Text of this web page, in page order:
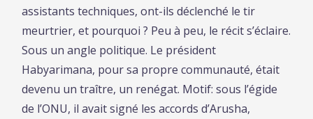
assistants techniques, ont-ils déclenché le tir
meurtrier, et pourquoi ? Peu à peu, le récit s’éclaire.
Sous un angle politique. Le président
Habyarimana, pour sa propre communauté, était
devenu un traître, un renégat. Motif: sous l’égide
de l’ONU, il avait signé les accords d’Arusha,